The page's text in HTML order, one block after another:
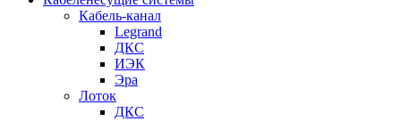
Кабель-канал
Legrand
ДКС
ИЭК
Эра
Лоток
ДКС